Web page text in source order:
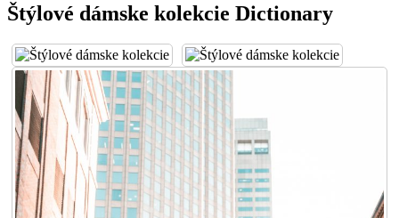
Štýlové dámske kolekcie Dictionary